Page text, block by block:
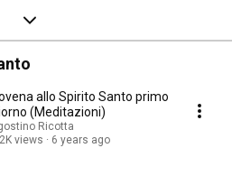
allo Spirito Santo primo
(Meditazioni)
Ricotta
views
6 years ago